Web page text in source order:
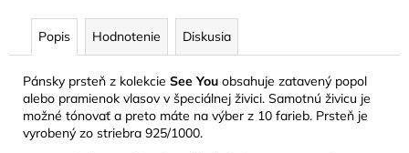
Popis Hodnotenie Diskusia
Pánsky prsteň z kolekcie See You obsahuje zatavený popol
alebo pramienok vlasov v špeciálnej živici. Samotnú živicu je
možné tónovať a preto máte na výber z 10 farieb. Prsteň je
vyrobený zo striebra 925/1000.
24
EUR